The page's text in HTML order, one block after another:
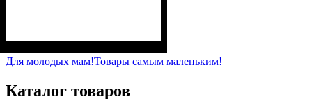
Для молодых мам!Товары самым маленьким!
Каталог товаров